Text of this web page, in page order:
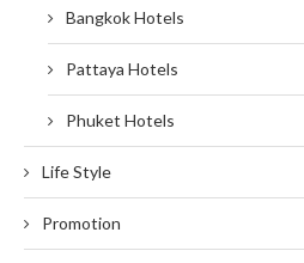
Bangkok Hotels
Pattaya Hotels
Phuket Hotels
Life Style
Promotion